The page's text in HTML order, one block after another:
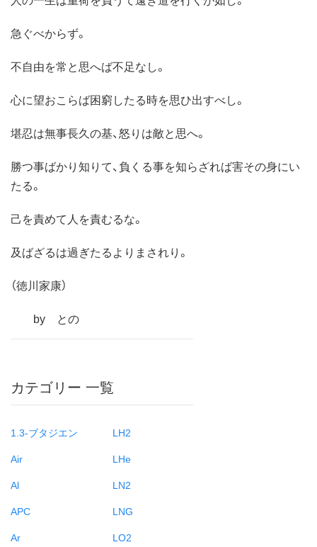
急ぐべからず。
不自​由を常と思へば不足なし。
心に望おこらば困窮したる時を思ひ出す​べし。
堪忍は無事長久の基、怒りは敵と思へ。
勝つ事ばかり知りて​、負くる事を知らざれば害その身にい
たる。
己を責めて人を責むる​な。
及ばざるは過ぎたるよりまされり。
（徳川家康）
by との
カテゴリー 一覧
1.3-ブタジエン
Air
Al
APC
Ar
LH2
LHe
LN2
LNG
LO2